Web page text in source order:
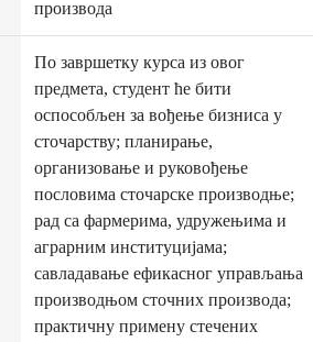
производа
По завршетку курса из овог
предмета, студент ће бити
оспособљен за вођење бизниса у
сточарству; планирање,
организовање и руковођење
пословима сточарске производње;
рад са фармерима, удружењима и
аграрним институцијама;
савладавање ефикасног управљања
производњом сточних производа;
практичну примену стечених